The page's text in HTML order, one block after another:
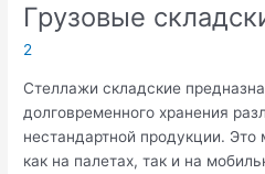
панелей
под
Грузовые
2
Стеллажи складские
долговременного хранения
нестандартной продукции.
как на палетах, так и на